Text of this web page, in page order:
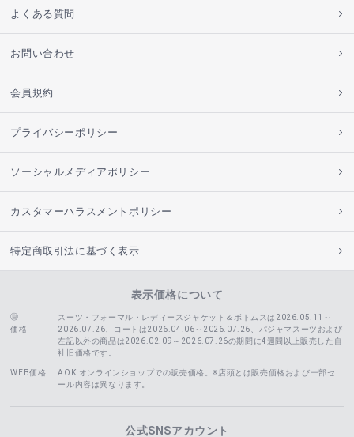
よくある質問
お問い合わせ
会員規約
プライバシーポリシー
ソーシャルメディアポリシー
カスタマーハラスメントポリシー
特定商取引法に基づく表示
表示価格について
価格
スーツ・フォーマル・レディースジャケット＆ボトムスは2026.05.11～
2026.07.26、コートは2026.04.06～2026.07.26、
パジャマスーツおよび
左記以外の商品は2026.02.09～2026.07.26の期間に4週間以上販売した自
社旧価格です。
WEB価格
AOKIオンラインショップでの販売価格。※店頭とは販売価格および一部セ
ール内容は異なります。
公式SNSアカウント